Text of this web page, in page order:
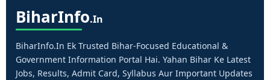
BiharInfo.in
BiharInfo.in Ek Trusted Bihar-Focused Educational &
Government Information Portal Hai. Yahan Bihar Ke Latest
Jobs, Results, Admit Card, Syllabus Aur Important Updates